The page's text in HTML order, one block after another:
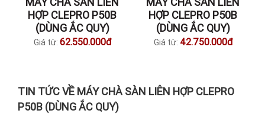
HỢP CLEPRO P50B
(DÙNG ẮC QUY)
Giá từ: 62.550.000đ
HỢP CLEPRO P50B
(DÙNG ẮC QUY)
Giá từ: 42.750.000đ
TIN TỨC VỀ MÁY CHÀ SÀN LIÊN HỢP CLEPRO
P50B (DÙNG ẮC QUY)